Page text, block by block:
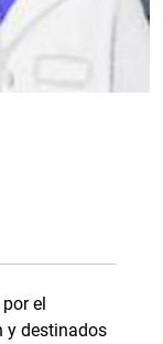
el
y destinados